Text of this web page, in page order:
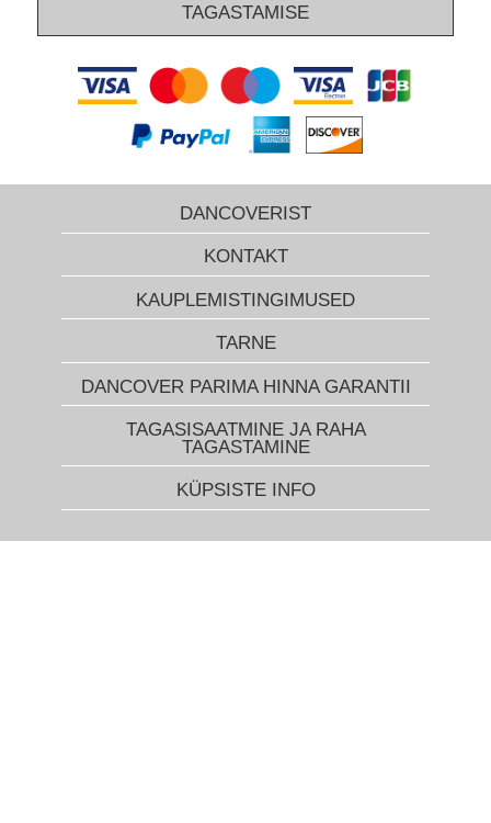
TAGASTAMISE
DANCOVERIST
KONTAKT
KAUPLEMISTINGIMUSED
TARNE
DANCOVER PARIMA HINNA GARANTII
TAGASISAATMINE JA RAHA
TAGASTAMINE
KÜPSISTE INFO